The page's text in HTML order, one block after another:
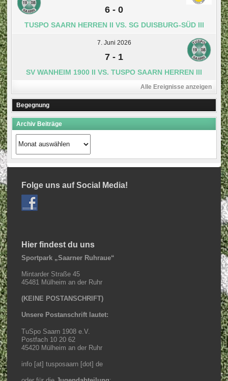
6 - 0
TUSPO SAARN HERREN II VS. SG DUISBURG-SÜD III
7. Juni 2026
7 - 1
SV WANHEIM 1900 II VS. TUSPO SAARN HERREN III
Alle Ereignisse anzeigen
Begegnung
Archiv Beiträge
Archiv
Beiträge
Folge uns auf Social Media!
Hier findest du uns
Sportpark „Saarner Ruhraue“
Mintarder Straße 45
45481 Mülheim an der Ruhr
(KEINE POSTANSCHRIFT)
Unsere Postanschrift lautet:
TuSpo Saarn 1908 e.V.
Postfach 10 20 62
45420 Mülheim an der Ruhr
info [at] tusposaarn [dot] de